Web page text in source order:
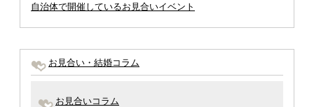
自治体で開催しているお見合いイベント
お見合い・結婚コラム
お見合いコラム